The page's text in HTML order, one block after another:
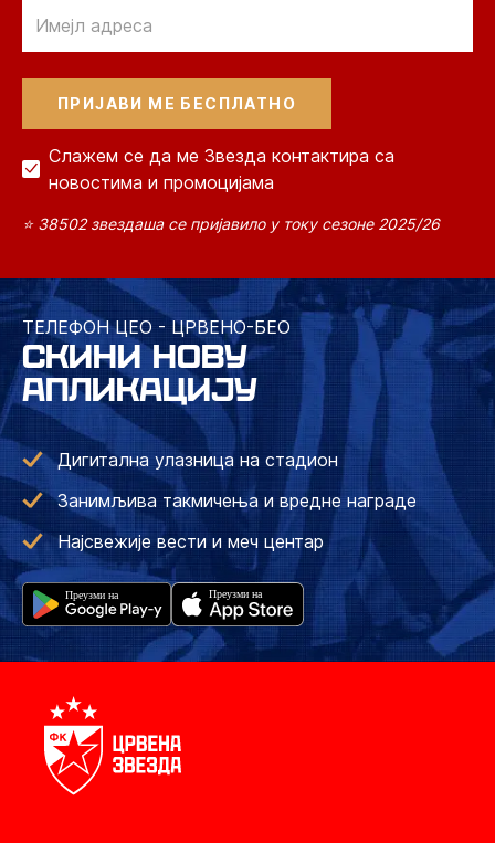
Слажем се да ме Звезда контактира са
новостима и промоцијама
⭐ 38502 звездаша се пријавило у току сезоне 2025/26
ТЕЛЕФОН ЦЕО - ЦРВЕНО-БЕО
СКИНИ НОВУ
АПЛИКАЦИЈУ
Дигитална улазница на стадион
Занимљива такмичења и вредне награде
Најсвежије вести и меч центар